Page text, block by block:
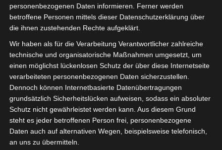
10 Juni 2023 -
16:30
Meisterschaft Tunesien 2022/2023 - Playoff
Meisterschaft| Spieltag 11
Halbzeit: 0-0
Club Africain
Tunis (CA) 1
personenbezogenen Daten informieren. Ferner werden
betroffene Personen mittels dieser Datenschutzerklärung über
die ihnen zustehenden Rechte aufgeklärt.
Wir haben als für die Verarbeitung Verantwortlicher zahlreiche
technische und organisatorische Maßnahmen umgesetzt, um
einen möglichst lückenlosen Schutz der über diese Internetseite
verarbeiteten personenbezogenen Daten sicherzustellen.
Dennoch können Internetbasierte Datenübertragungen
grundsätzlich Sicherheitslücken aufweisen, sodass ein absoluter
Schutz nicht gewährleistet werden kann. Aus diesem Grund
steht es jeder betroffenen Person frei, personenbezogene
Daten auch auf alternativen Wegen, beispielsweise telefonisch,
an uns zu übermitteln.